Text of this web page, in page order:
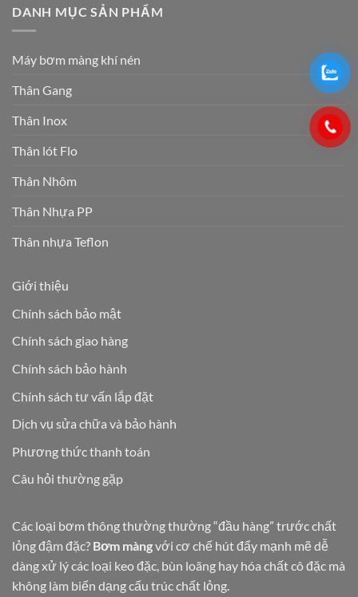
DANH MỤC SẢN PHẨM
Máy bơm màng khí nén
Thân Gang
Thân Inox
Thân lót Flo
Thân Nhôm
Thân Nhựa PP
Thân nhựa Teflon
Giới thiệu
Chính sách bảo mật
Chính sách giao hàng
Chính sách bảo hành
Chính sách tư vấn lắp đặt
Dịch vụ sửa chữa và bảo hành
Phương thức thanh toán
Câu hỏi thường gặp
Các loại bơm thông thường thường “đầu hàng” trước chất
lỏng đậm đặc? Bơm màngvới cơ chế hút đẩy mạnh mẽ dễ
dàng xử lý các loại keo đặc, bùn loãng hay hóa chất cô đặc mà
không làm biến dạng cấu trúc chất lỏng.